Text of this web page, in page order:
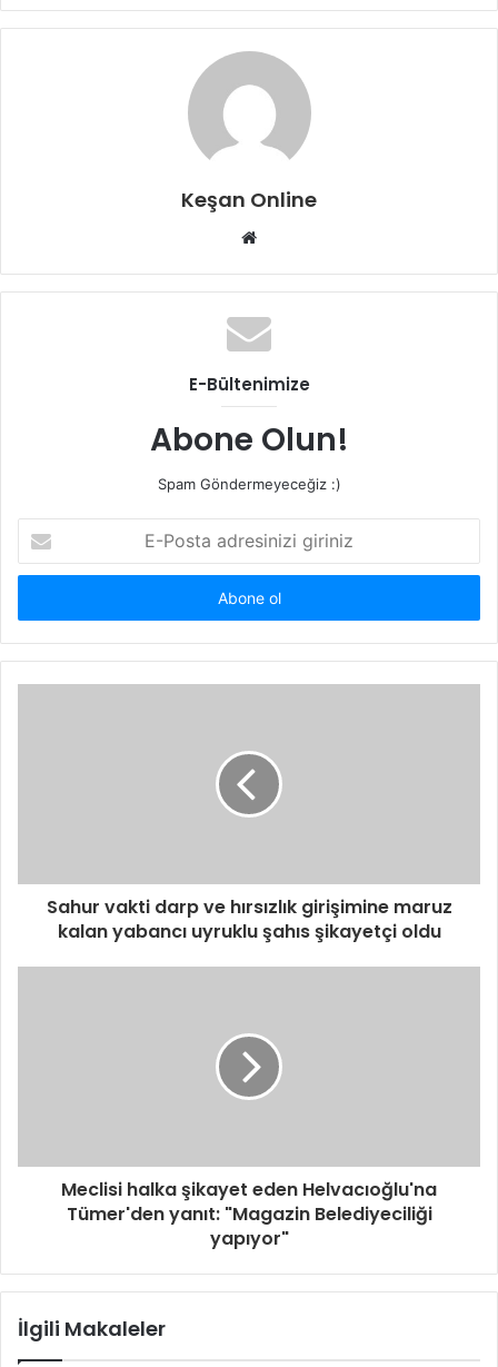
Keşan Online
Web
E-Bültenimize
Abone Olun!
Spam Göndermeyeceğiz :)
Posta
adresinizi
Sahur vakti darp ve hırsızlık girişimine maruz
kalan yabancı uyruklu şahıs şikayetçi oldu
Meclisi halka şikayet eden Helvacıoğlu'na
Tümer'den yanıt: "Magazin Belediyeciliği
yapıyor"
İlgili Makaleler